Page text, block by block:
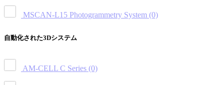
MSCAN-L15 Photogrammetry System (0)
自動化された3Dシステム
AM-CELL C Series (0)